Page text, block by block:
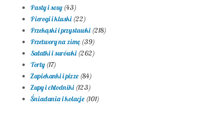
Pasty i sosy (43)
Pierogi i kluski (22)
Przekąski i przystawki (218)
Przetwory na zimę (39)
Sałatki i surówki (262)
Torty (17)
Zapiekanki i pizze (84)
Zupy i chłodniki (123)
Śniadania i kolacje (101)